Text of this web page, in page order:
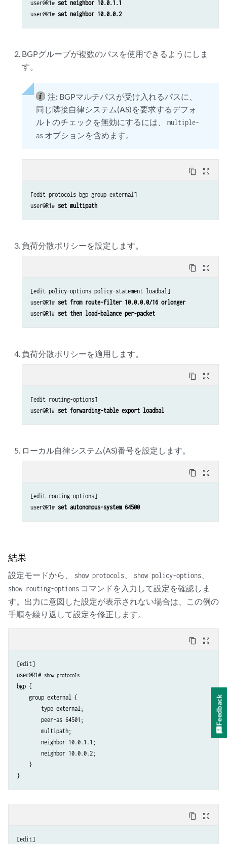
user@R1# set neighbor 10.0.1.1
user@R1# set neighbor 10.0.0.2
BGPグループが複数のパスを使用できるようにしま
す。
注: BGPマルチパスが受け入れるパスに、
同じ隣接自律システム(AS)を要求するデフォ
ルトのチェックを無効にするには、multiple-
as オプションを含めます。
content_copy zoom_out_map
[edit protocols bgp group external]
user@R1# set multipath
負荷分散ポリシーを設定します。
content_copy zoom_out_map
[edit policy-options policy-statement loadbal]
user@R1# set from route-filter 10.0.0.0/16 orlonger
user@R1# set then load-balance per-packet
負荷分散ポリシーを適用します。
content_copy zoom_out_map
[edit routing-options]
user@R1# set forwarding-table export loadbal
ローカル自律システム(AS)番号を設定します。
content_copy zoom_out_map
[edit routing-options]
user@R1# set autonomous-system 64500
結果
設定モードから、 show protocols show policy-options
show routing-options コマンドを入力して設定を確認しま
す。出力に意図した設定が表示されない場合は、この例の
手順を繰り返して設定を修正します。
content_copy zoom_out_map
[edit]
user@R1# show protocols
bgp {
    group external {
        type external;
        peer-as 64501;
        multipath;
        neighbor 10.0.1.1;
        neighbor 10.0.0.2;
    }
content_copy zoom_out_map
[edit]
Feedback